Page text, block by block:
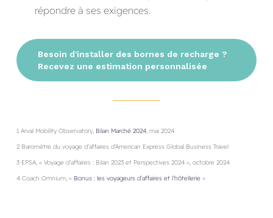
répondre à ses exigences.
Besoin d'installer des bornes de recharge ?
Recevez une estimation personnalisée
1 Arval Mobility Observatory, Bilan Marché 2024, mai 2024
2 Baromètre du voyage d’affaires d’American Express Global Business Travel
3 EPSA, « Voyage d’affaires : Bilan 2023 et Perspectives 2024 », octobre 2024
4 Coach Omnium, « Bonus : les voyageurs d’affaires et l’hôtellerie»